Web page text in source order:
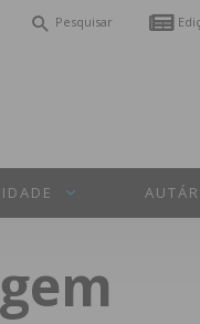
Pesquisar